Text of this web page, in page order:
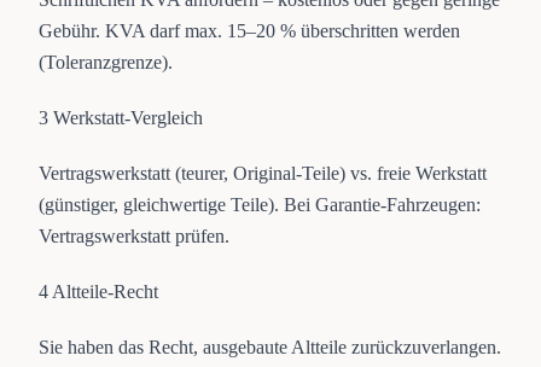
Gebühr. KVA darf max. 15–20 % überschritten werden
(Toleranzgrenze).
3 Werkstatt-Vergleich
Vertragswerkstatt (teurer, Original-Teile) vs. freie Werkstatt
(günstiger, gleichwertige Teile). Bei Garantie-Fahrzeugen:
Vertragswerkstatt prüfen.
4Altteile-Recht
Sie haben das Recht, ausgebaute Altteile zurückzuverlangen.